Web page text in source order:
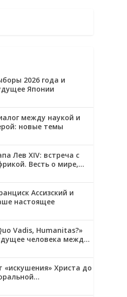
2026 года и
Японии
между наукой и
новые темы
Лев XIV: встреча с
Весть о мире,
Ассизский и
настоящее
Vadis, Humanitas?»
человека между
«искушения» Христа до
Мартина